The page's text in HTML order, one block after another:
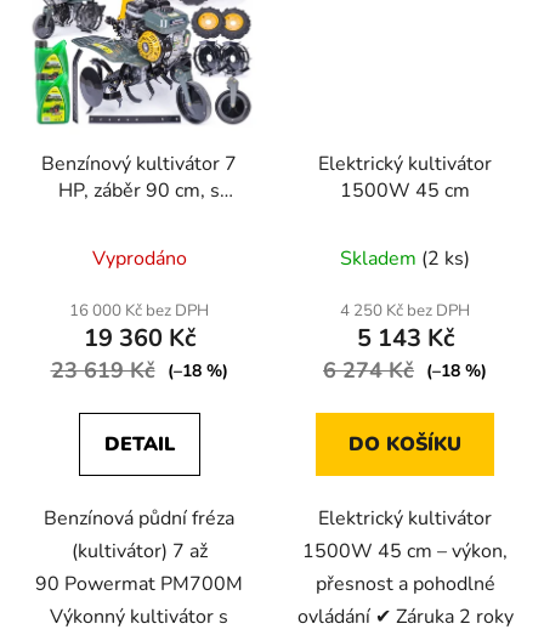
Benzínový kultivátor 7
HP, záběr 90 cm, s
Vyprodáno
16 000 Kč bez DPH
19 360 Kč
23 619 Kč (–18 %)
DETAIL
Benzínová půdní fréza
(kultivátor) 7 až
90 Powermat PM700M
Výkonný kultivátor s
Elektrický kultivátor
1500W 45 cm
Skladem (2 ks)
4 250 Kč bez DPH
5 143 Kč
6 274 Kč (–18 %)
DO KOŠÍKU
Elektrický kultivátor
1500W 45 cm – výkon,
přesnost a pohodlné
ovládání ✔ Záruka 2 roky